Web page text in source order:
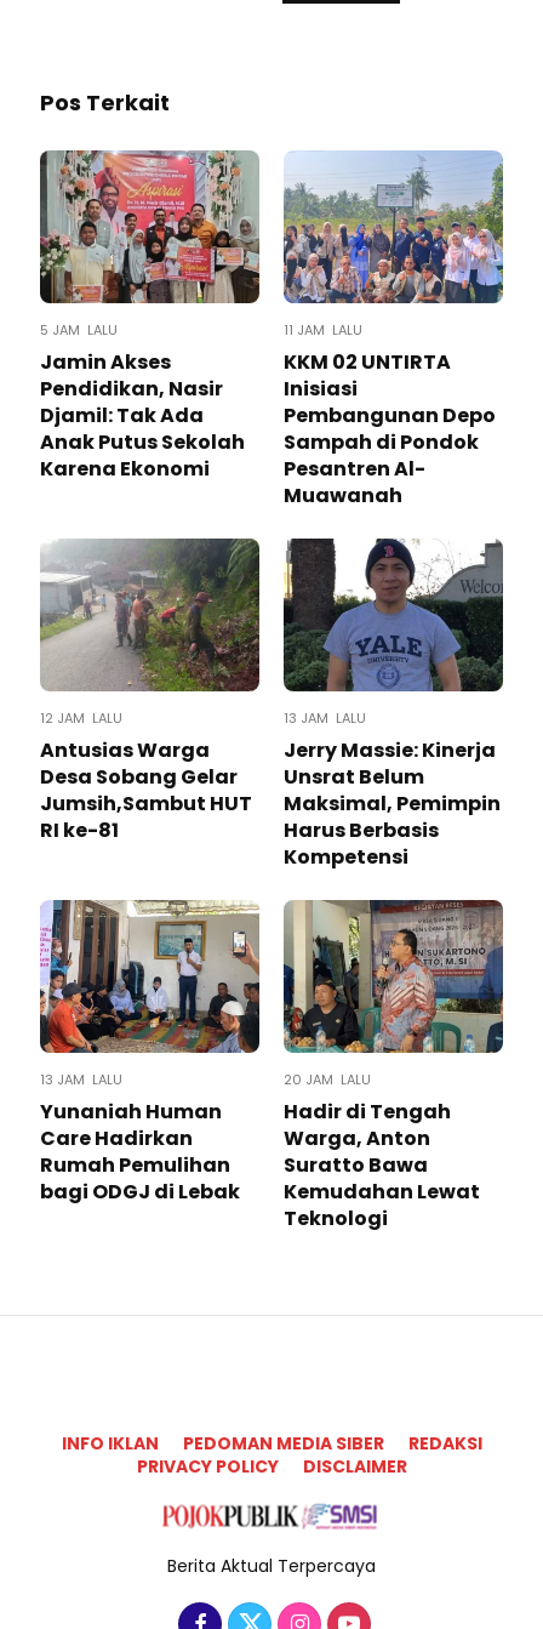
Pos Terkait
5 JAM LALU
Jamin Akses
Pendidikan, Nasir
Djamil: Tak Ada
Anak Putus Sekolah
Karena Ekonomi
11 JAM LALU
KKM 02 UNTIRTA
Inisiasi
Pembangunan Depo
Sampah di Pondok
Pesantren Al-
Muawanah
12 JAM LALU
Antusias Warga
Desa Sobang Gelar
Jumsih,Sambut HUT
RI ke-81
13 JAM LALU
Jerry Massie: Kinerja
Unsrat Belum
Maksimal, Pemimpin
Harus Berbasis
Kompetensi
13 JAM LALU
Yunaniah Human
Care Hadirkan
Rumah Pemulihan
bagi ODGJ di Lebak
20 JAM LALU
Hadir di Tengah
Warga, Anton
Suratto Bawa
Kemudahan Lewat
Teknologi ​
INFO IKLAN PEDOMAN MEDIA SIBER
REDAKSI
PRIVACY POLICY
DISCLAIMER
Berita Aktual Terpercaya